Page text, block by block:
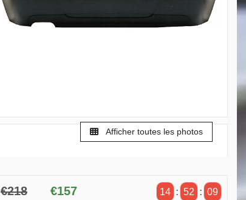
Afficher toutes les photos
€218 €157 14 : 52 : 08